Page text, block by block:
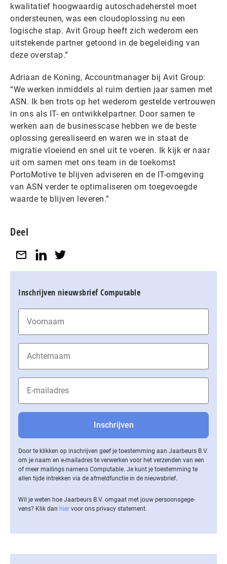
kwalitatief hoogwaardig autoschadeherstel moet
ondersteunen, was een cloudoplossing nu een
logische stap. Avit Group heeft zich wederom een
uitstekende partner getoond in de begeleiding van
deze overstap.”
Adriaan de Koning, Accountmanager bij Avit Group:
“We werken inmiddels al ruim dertien jaar samen met
ASN. Ik ben trots op het wederom gestelde vertrouwen
in ons als IT- en ontwikkelpartner. Door samen te
werken aan de businesscase hebben we de beste
oplossing gerealiseerd en waren we in staat de
migratie vloeiend en snel uit te voeren. Ik kijk er naar
uit om samen met ons team in de toekomst
PortoMotive te blijven adviseren en de IT-omgeving
van ASN verder te optimaliseren om toegevoegde
waarde te blijven leveren.”
Deel
Inschrijven nieuwsbrief Computable
Door te klikken op inschrijven geef je toestemming aan Jaarbeurs B.V.
om je naam en e-mailadres te verwerken voor het verzenden van een
of meer mailings namens Computable. Je kunt je toestemming te
allen tijde intrekken via de af­meld­func­tie in de nieuwsbrief.
Wil je weten hoe Jaarbeurs B.V. omgaat met jouw per­soons­ge­ge­
vens? Klik dan hier voor ons privacy statement.